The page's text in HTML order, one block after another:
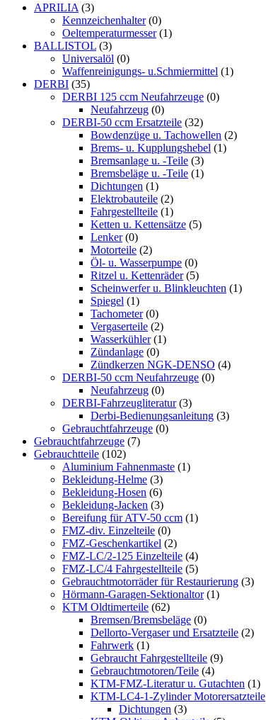
APRILIA (3)
Kennzeichenhalter (0)
Oeltemperaturmesser (1)
BALLISTOL (3)
Universalöl (0)
Waffenreinigungs- u.Schmiermittel (1)
DERBI (35)
DERBI 125 ccm Neufahrzeuge (0)
Neufahrzeug (0)
DERBI-50 ccm Ersatzteile (32)
Bowdenzüge u. Tachowellen (2)
Brems- u. Kupplungshebel (1)
Bremsanlage u. -Teile (3)
Bremsbeläge u. -Teile (1)
Dichtungen (1)
Elektrobauteile (2)
Fahrgestellteile (1)
Ketten u. Kettensätze (5)
Lenker (0)
Motorteile (2)
Öl- u. Wasserpumpe (0)
Ritzel u. Kettenräder (5)
Scheinwerfer u. Blinkleuchten (1)
Spiegel (1)
Tachometer (0)
Vergaserteile (2)
Wasserkühler (1)
Zündanlage (0)
Zündkerzen NGK-DENSO (4)
DERBI-50 ccm Neufahrzeuge (0)
Neufahrzeug (0)
DERBI-Fahrzeugliteratur (3)
Derbi-Bedienungsanleitung (3)
Gebrauchtfahrzeuge (0)
Gebrauchtfahrzeuge (7)
Gebrauchtteile (102)
Aluminium Fahnenmaste (1)
Bekleidung-Helme (3)
Bekleidung-Hosen (6)
Bekleidung-Jacken (3)
Bereifung für ATV-50 ccm (1)
FMZ-div. Einzelteile (0)
FMZ-Geschenkartikel (2)
FMZ-LC/2-125 Einzelteile (4)
FMZ-LC/4 Fahrgestellteile (5)
Gebrauchtmotorräder für Restaurierung (3)
Hörmann-Garagen-Sektionaltor (1)
KTM Oldtimerteile (62)
Bremsen/Bremsbeläge (0)
Dellorto-Vergaser und Ersatzteile (2)
Fahrwerk (1)
Gebraucht Fahrgestellteile (9)
Gebrauchtmotoren/Teile (4)
KTM-FMZ-Literatur u. Gutachten (1)
KTM-LC4-1-Zylinder Motorersatzteile
Dichtungen (3)